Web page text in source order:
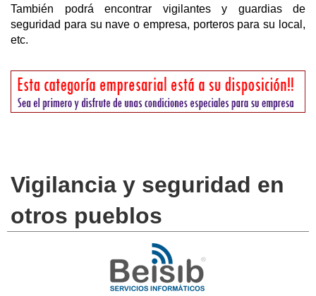
También podrá encontrar vigilantes y guardias de
seguridad para su nave o empresa, porteros para su local,
etc.
Vigilancia y seguridad en
otros pueblos